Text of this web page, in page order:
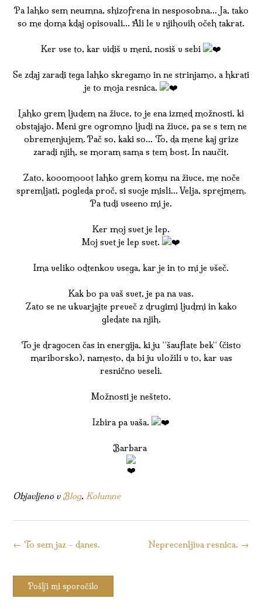
Pa lahko sem neumna, shizofrena in nesposobna… Ja, tako
so me doma kdaj opisovali… Ali le v njihovih očeh takrat.
Ker vse to, kar vidiš v meni, nosiš v sebi
Se zdaj zaradi tega lahko skregamo in ne strinjamo, a hkrati
je to moja resnica.
Lahko grem ljudem na živce, to je ena izmed možnosti, ki
obstajajo. Meni gre ogromno ljudi na živce, pa se s tem ne
obremenjujem. Pač so, kaki so… To, da mene kaj grize
zaradi njih, se moram sama s tem bost. In naučit.
Zato, kooomooot lahko grem komu na živce, me noče
spremljati, pogleda proč, si svoje misli… Velja, sprejmem.
Pa tudi vseeno mi je.
Ker moj svet je lep.
Moj svet je lep svet.
Ima veliko odtenkov vsega, kar je in to mi je všeč.
Kak bo pa vaš svet, je pa na vas.
Zato se ne ukvarjajte preveč z drugimi ljudmi in kako
gledate na njih.
To je dragocen čas in energija, ki ju “šauflate bek“ (čisto
mariborsko), namesto, da bi ju vložili v to, kar vas
resnično veseli.
Možnosti je nešteto.
Izbira pa vaša.
Barbara
Objavljeno v Blog, Kolumne
Kazalo
Neprecenljiva resnica. →
← To sem jaz – danes.